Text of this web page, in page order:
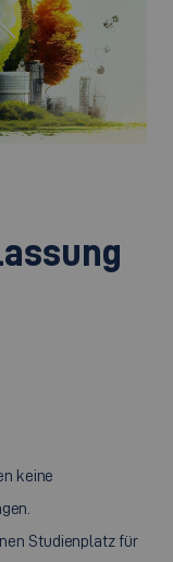
©
keine
Studienplatz für